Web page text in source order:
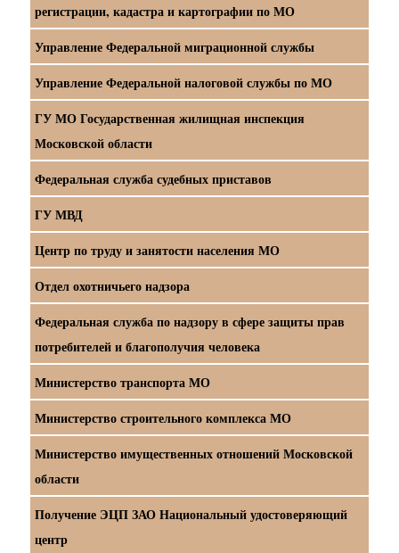
регистрации, кадастра и картографии по МО
Управление Федеральной миграционной службы
Управление Федеральной налоговой службы по МО
ГУ МО Государственная жилищная инспекция
Московской области
Федеральная служба судебных приставов
ГУ МВД
Центр по труду и занятости населения МО
Отдел охотничьего надзора
Федеральная служба по надзору в сфере защиты прав
потребителей и благополучия человека
Министерство транспорта МО
Министерство строительного комплекса МО
Министерство имущественных отношений Московской
области
Получение ЭЦП ЗАО Национальный удостоверяющий
центр